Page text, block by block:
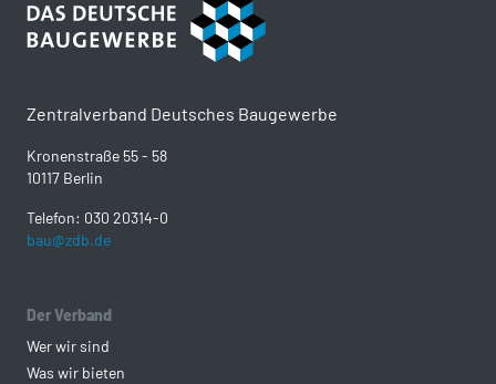
Zentralverband Deutsches Baugewerbe
Kronenstraße 55 - 58
10117 Berlin
Telefon: 030 20314-0
bau@zdb.de
Der Verband
Wer wir sind
Was wir bieten